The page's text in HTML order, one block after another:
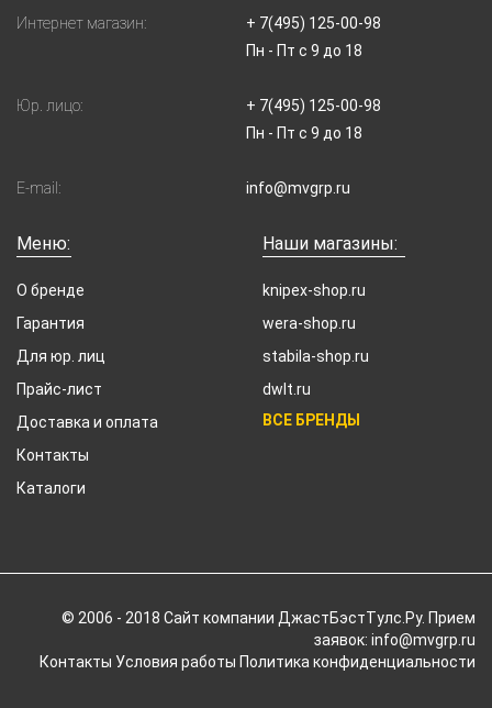
Интернет магазин:
+ 7(495) 125-00-98
Пн - Пт с 9 до 18
Юр. лицо:
+ 7(495) 125-00-98
Пн - Пт с 9 до 18
E-mail: info@mvgrp.ru
Меню:
О бренде
Гарантия
Для юр. лиц
Прайс-лист
Доставка и оплата
Контакты
Каталоги
Наши магазины:
knipex-shop.ru
wera-shop.ru
stabila-shop.ru
dwlt.ru
ВСЕ БРЕНДЫ
© 2006 - 2018 Cайт компании ДжастБэстТулс.Ру. Прием
заявок: info@mvgrp.ru
Контакты Условия работы Политика конфиденциальности